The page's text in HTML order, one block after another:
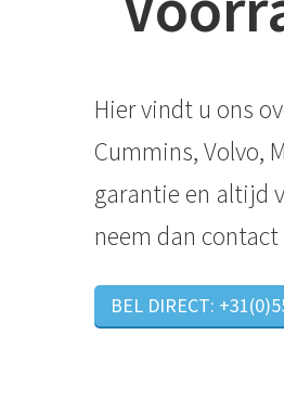
Hier vindt u ons
Cummins, Volvo,
garantie en altijd
neem dan
BEL DIRECT: